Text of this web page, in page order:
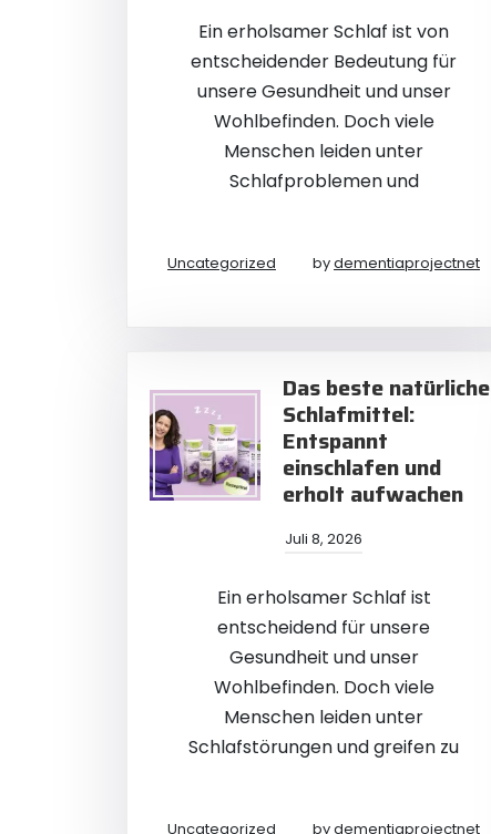
Ein erholsamer Schlaf ist von
entscheidender Bedeutung für
unsere Gesundheit und unser
Wohlbefinden. Doch viele
Menschen leiden unter
Schlafproblemen und
Uncategorized bydementiaprojectnet
Das beste natürliche
Schlafmittel:
Entspannt
einschlafen und
erholt aufwachen
Juli 8, 2026
Ein erholsamer Schlaf ist
entscheidend für unsere
Gesundheit und unser
Wohlbefinden. Doch viele
Menschen leiden unter
Schlafstörungen und greifen zu
Uncategorized bydementiaprojectnet